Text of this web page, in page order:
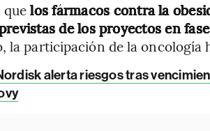
los fármacos contra la
de los proyectos en
la participación de la oncología
alerta riesgos tras